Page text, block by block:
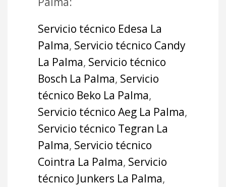
Servicio técnico Edesa La
Palma, Servicio técnico Candy
La Palma, Servicio técnico
Bosch La Palma, Servicio
técnico Beko La Palma,
Servicio técnico Aeg La Palma,
Servicio técnico Tegran La
Palma, Servicio técnico
Cointra La Palma, Servicio
técnico Junkers La Palma,